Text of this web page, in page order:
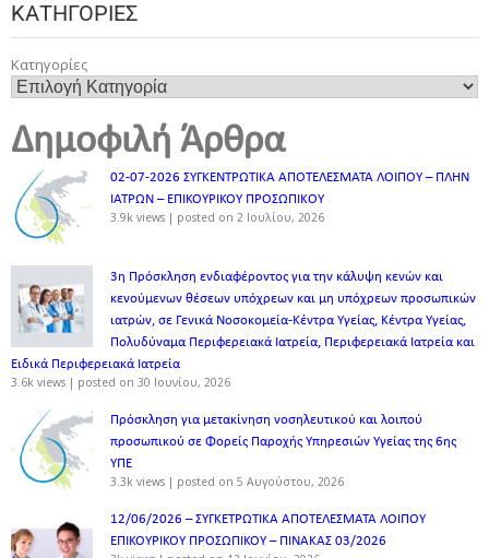
ΚΑΤΗΓΟΡΊΕΣ
Κατηγορίες
Δημοφιλή Άρθρα
02-07-2026 ΣΥΓΚΕΝΤΡΩΤΙΚΑ ΑΠΟΤΕΛΕΣΜΑΤΑ ΛΟΙΠΟΥ – ΠΛΗΝ
ΙΑΤΡΩΝ – ΕΠΙΚΟΥΡΙΚΟΥ ΠΡΟΣΩΠΙΚOY
3.9k views | posted on 2 Ιουλίου, 2026
3η Πρόσκληση ενδιαφέροντος για την κάλυψη κενών και
κενούμενων θέσεων υπόχρεων και μη υπόχρεων προσωπικών
ιατρών, σε Γενικά Νοσοκομεία-Κέντρα Υγείας, Κέντρα Υγείας,
Πολυδύναμα Περιφερειακά Ιατρεία, Περιφερειακά Ιατρεία και
Ειδικά Περιφερειακά Ιατρεία
3.6k views | posted on 30 Ιουνίου, 2026
Πρόσκληση για μετακίνηση νοσηλευτικού και λοιπού
προσωπικού σε Φορείς Παροχής Υπηρεσιών Υγείας της 6ης
ΥΠΕ
3.3k views | posted on 5 Αυγούστου, 2026
12/06/2026 – ΣΥΓΚΕΤΡΩΤΙΚΑ ΑΠΟΤΕΛΕΣΜΑΤΑ ΛΟΙΠΟΥ
ΕΠΙΚΟΥΡΙΚΟΥ ΠΡΟΣΩΠΙΚΟΥ – ΠΙΝΑΚΑΣ 03/2026